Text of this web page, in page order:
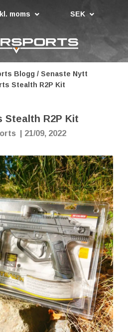
moms SEK
Blogg / Senaste Nytt
Stealth R2P Kit
Stealth R2P Kit
21/09, 2022